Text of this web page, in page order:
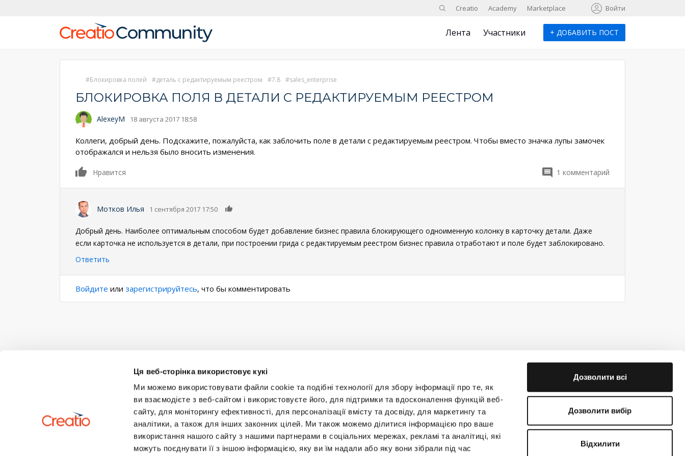
Ця веб-сторінка використовує кукі
Ми можемо використовувати файли cookie та подібні технології для збору інформації про те, як
ви взаємодієте з веб-сайтом і використовуєте його, для підтримки та вдосконалення функцій веб-
сайту, для моніторингу ефективності, для персоналізації вмісту та досвіду, для маркетингу та
аналітики, а також для інших законних цілей. Ми також можемо ділитися інформацією про ваше
використання нашого сайту з нашими партнерами в соціальних мережах, рекламі та аналітиці, які
можуть поєднувати її з іншою інформацією, яку ви їм надали або яку вони зібрали під час
Дозволити всі
Дозволити вибір
Відхилити
ПоискCreatio Academy Marketplace Войти
Лента Участники + ДОБАВИТЬ ПОСТ
Блокировка полей деталь с редактируемым реестром 7.8 sales_enterprise
БЛОКИРОВКА ПОЛЯ В ДЕТАЛИ С РЕДАКТИРУЕМЫМ РЕЕСТРОМ
AlexeyM 18 августа 2017 18:58
Коллеги, добрый день. Подскажите, пожалуйста, как заблочить поле в детали с редактируемым реестром. Чтобы вместо значка лупы замочек
отображался и нельзя было вносить изменения.
0
Нравится 1 комментарий
Мотков Илья 1 сентября 2017 17:50
Добрый день. Наиболее оптимальным способом будет добавление бизнес правила блокирующего одноименную колонку в карточку детали. Даже
если карточка не используется в детали, при построении грида с редактируемым реестром бизнес правила отработают и поле будет заблокировано.
Ответить
Войдите или зарегистрируйтесь, что бы комментировать
Будьте на связи!